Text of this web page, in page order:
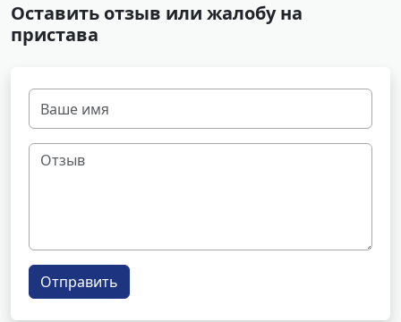
Оставить отзыв или жалобу на
пристава
Отправить